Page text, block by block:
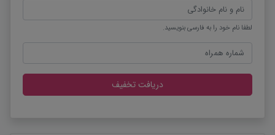
لطفا نام خود را به فارسی بنویسید.
دریافت تخفیف